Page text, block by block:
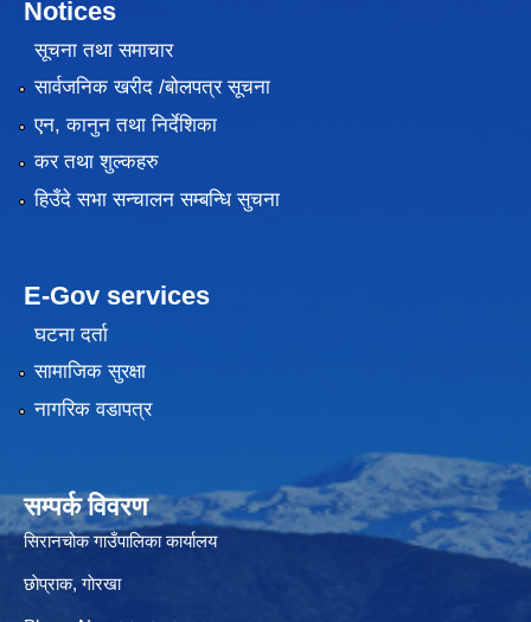
Notices
सूचना तथा समाचार
सार्वजनिक खरीद /बोलपत्र सूचना
एन, कानुन तथा निर्देशिका
कर तथा शुल्कहरु
हिउँदे सभा सन्चालन सम्बन्धि सुचना
E-Gov services
घटना दर्ता
सामाजिक सुरक्षा
नागरिक वडापत्र
सम्पर्क विवरण
सिरानचोक गाउँपालिका कार्यालय
छाेप्राक, गाेरखा